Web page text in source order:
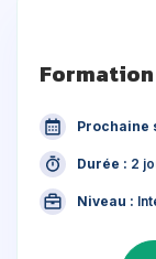
Prochaine
Durée : 2
Niveau :